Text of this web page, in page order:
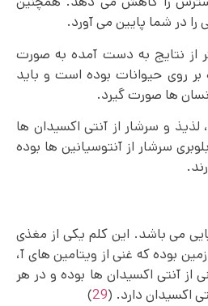
در شما پایین می آورد.
از نتایج به دست آمده به صورت
روی حیوانات بوده است و باید
ها صورت گیرد.
و سرشار از آنتی اکسیدان ها
سرشار از آنتوسیانین ها بوده
می باشد. این کلم یکی از مغذی
بوده که غنی از ویتامین های آ،
آنتی اکسیدان‌ ها بوده و در هر
29
)